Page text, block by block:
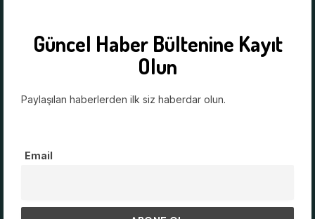
Güncel Haber Bültenine Kayıt
Olun
Paylaşılan haberlerden ilk siz haberdar olun.
Email